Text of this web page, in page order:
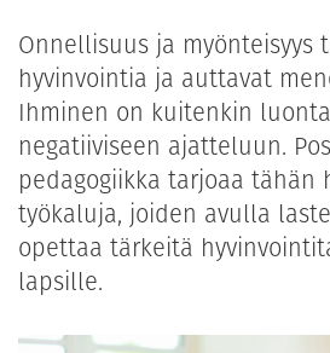
Onnellisuus ja myönteisyys
hyvinvointia ja auttavat
Ihminen on kuitenkin
negatiiviseen ajatteluun.
pedagogiikka tarjoaa tähän
työkaluja, joiden avulla
opettaa tärkeitä
lapsille.